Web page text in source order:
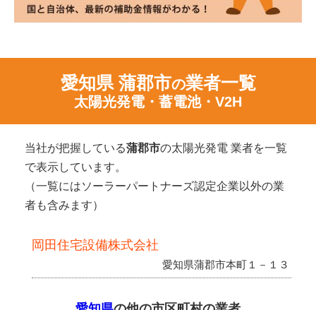
愛知県 蒲郡市の業者一覧
太陽光発電・蓄電池・V2H
当社が把握している蒲郡市の太陽光発電 業者を一覧
で表示しています。
（一覧にはソーラーパートナーズ認定企業以外の業
者も含みます）
岡田住宅設備株式会社
愛知県蒲郡市本町１－１３